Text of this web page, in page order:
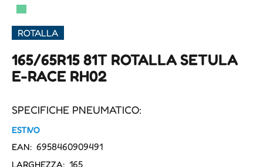
▀
ROTALLA
165/65R15 81T ROTALLA SETULA
E-RACE RH02
SPECIFICHE PNEUMATICO:
ESTIVO
EAN: 6958460909491
LARGHEZZA: 165